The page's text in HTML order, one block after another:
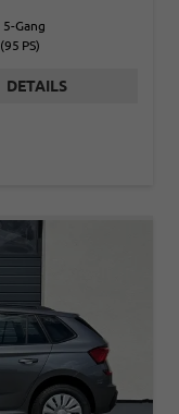
Gang
PS)
DETAILS